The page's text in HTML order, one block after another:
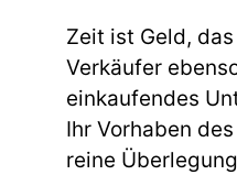
Zeit ist Geld,
Verkäufer
einkaufendes
Ihr Vorhaben
reine